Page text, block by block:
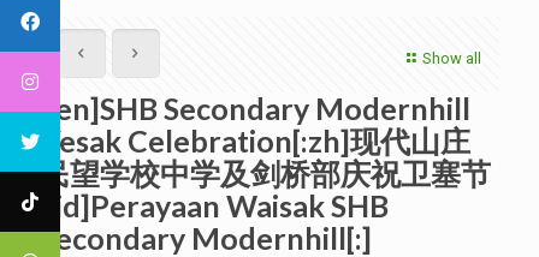
Show all
[:en]SHB Secondary Modernhill
Vesak Celebration[:zh]现代山庄
民望学校中学及剑桥部庆祝卫塞节
[:id]Perayaan Waisak SHB
Secondary Modernhill[:]